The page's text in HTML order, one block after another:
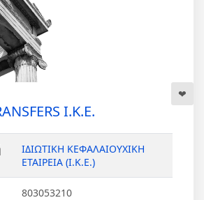
Ι.Κ.Ε.
ΙΔΙΩΤΙΚΗ ΚΕΦΑΛΑΙΟΥΧΙΚΗ
ΕΤΑΙΡΕΙΑ (Ι.Κ.Ε.)
803053210